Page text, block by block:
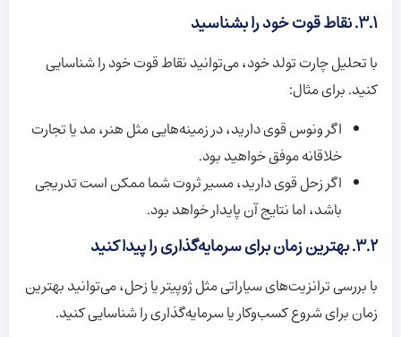
۳.۱. نقاط قوت خود را بشناسید
با تحلیل چارت تولد خود، می‌توانید نقاط قوت خود را شناسایی
کنید. برای مثال:
اگر ونوس قوی دارید، در زمینه‌هایی مثل هنر، مد یا تجارت
خلاقانه موفق خواهید بود.
اگر زحل قوی دارید، مسیر ثروت شما ممکن است تدریجی
باشد، اما نتایج آن پایدار خواهد بود.
۳.۲. بهترین زمان برای سرمایه‌گذاری را پیدا کنید
با بررسی ترانزیت‌های سیاراتی مثل ژوپیتر یا زحل، می‌توانید بهترین
زمان برای شروع کسب‌وکار یا سرمایه‌گذاری را شناسایی کنید.